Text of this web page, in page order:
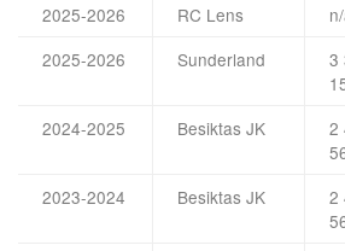
2025-2026 RC Lens
2025-2026
Sunderland
3
2024-2025
Besiktas JK
2
2023-2024
Besiktas JK
2